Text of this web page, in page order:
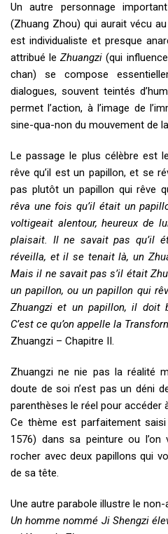
Un autre personnage
(Zhuang Zhou) qui aurait vécu
est individualiste et presque
attribué leZhuangzi (qui
chan) se compose
dialogues, souvent teintés
permet l’action, à l’image de
sine-qua-non du mouvement de
Le passage le plus célèbre est
rêve qu’il est un papillon, et se
pas plutôt un papillon qui rêve
rêva une fois qu’il était un
voltigeait alentour, heureux de
plaisait. Il ne savait pas qu’il
réveilla, et il se tenait là, un
Mais il ne savait pas s’il était
un papillon, ou un papillon qui
Zhuangzi et un papillon, il doit
C’est ce qu’on appelle la
Zhuangzi – Chapitre II.
Zhuangzi ne nie pas la réalité
doute de soi n’est pas un déni
parenthèses le réel pour accéder
Ce thème est parfaitement
1576) dans sa peinture ou
rocher avec deux papillons qui
de sa tête.
Une autre parabole illustre le non-
Un homme nommé Ji Shengzi